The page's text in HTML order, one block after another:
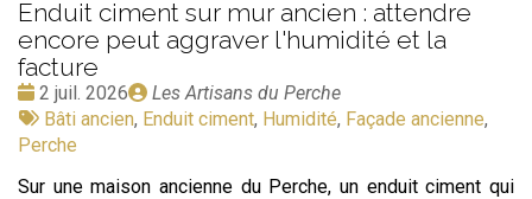
Enduit ciment sur mur ancien : attendre
encore peut aggraver l'humidité et la
facture
Date
:
2 juil. 2026
Publié
par
Les Artisans du Perche
Tags
:
Bâti ancien, Enduit ciment, Humidité, Façade ancienne,
Perche
Sur une maison ancienne du Perche, un enduit ciment qui